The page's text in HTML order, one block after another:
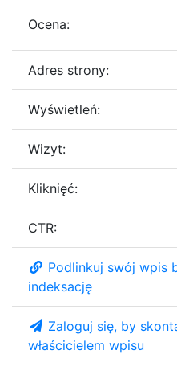
Ocena:
Adres strony:
Wyświetleń:
Wizyt:
Kliknięć:
CTR:
Podlinkuj swój wpis
indeksację
Zaloguj się, by
właścicielem wpisu